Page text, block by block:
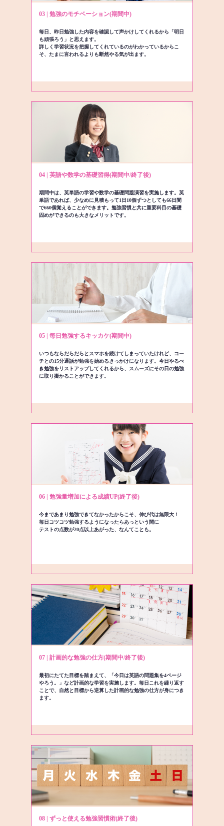
03 | 勉強のモチベーション(期間中)
毎日、昨日勉強した内容を確認して声かけしてくれるから「明日
も頑張ろう」と思えます。
詳しく学習状況を把握してくれているのがわかっているからこ
そ、たまに言われるよりも断然やる気が出ます。
04 | 英語や数学の基礎習得(期間中/終了後)
期間中は、英単語の学習や数学の基礎問題演習を実施します。英
単語であれば、少なめに見積もって1日10個ずつとしても66日間
で660個覚えることができます。勉強習慣と共に重要科目の基礎
固めができるのも大きなメリットです。
05 | 毎日勉強するキッカケ(期間中)
いつもならだらだらとスマホを続けてしまっていたけれど、コー
チとの15分通話が勉強を始めるきっかけになります。今日やるべ
き勉強をリストアップしてくれるから、スムーズにその日の勉強
に取り掛かることができます。
06 | 勉強量増加による成績UP(終了後)
今まであまり勉強できてなかったからこそ、伸び代は無限大！
毎日コツコツ勉強するようになったらあっという間に
テストの点数が20点以上あがった、なんてことも。
07 | 計画的な勉強の仕方(期間中/終了後)
最初にたてた目標を踏まえて、「今日は英語の問題集を4ページ
やろう。」など計画的な学習を実施します。毎日これを繰り返す
ことで、自然と目標から逆算した計画的な勉強の仕方が身につき
ます。
08 | ずっと使える勉強習慣術(終了後)